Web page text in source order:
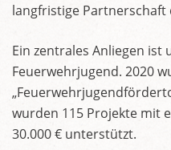
langfristige Partnerschaft
Ein zentrales Anliegen ist
Feuerwehrjugend. 2020
wurden 115 Projekte mit
30.000 € unterstützt.